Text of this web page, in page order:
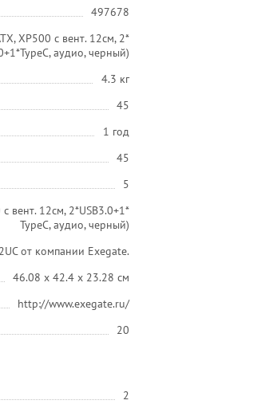
497678
XP500 с вент. 12см, 2*
аудио, черный)
4.3 кг
45
1 год
45
5
вент. 12см, 2*USB3.0+1*
TypeC, аудио, черный)
от компании Exegate.
46.08 x 42.4 x 23.28 см
http://www.exegate.ru/
20
2